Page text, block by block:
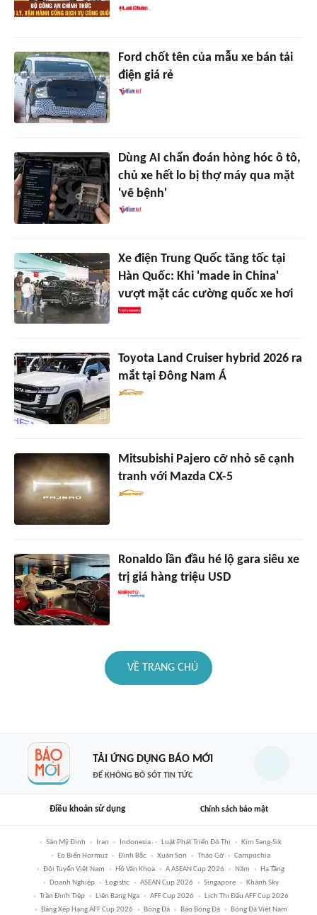
Ford chốt tên của mẫu xe bán tải
điện giá rẻ
Dùng AI chẩn đoán hỏng hóc ô tô,
chủ xe hết lo bị thợ máy qua mặt
'vẽ bệnh'
Xe điện Trung Quốc tăng tốc tại
Hàn Quốc: Khi 'made in China'
vượt mặt các cường quốc xe hơi
Toyota Land Cruiser hybrid 2026 ra
mắt tại Đông Nam Á
Mitsubishi Pajero cỡ nhỏ sẽ cạnh
tranh với Mazda CX-5
Ronaldo lần đầu hé lộ gara siêu xe
trị giá hàng triệu USD
VỀ TRANG CHỦ
TẢI ỨNG DỤNG BÁO MỚI
ĐỂ KHÔNG BỎ SÓT TIN TỨC
Điều khoản sử dụng Chính sách bảo mật
Sân Mỹ Đình Iran Indonesia Luật Phát Triển Đô Thị
Kim Sang-Sik
Eo Biển Hormuz
Đình Bắc Xuân Son Tháo Gỡ
Campuchia
Đội Tuyển Việt Nam
Hồ Văn Khoa A ASEAN Cup 2026 Năm
Hạ Tầng
Doanh Nghiệp
Logistic ASEAN Cup 2026 Singapore
Khánh Sky
Trần Đình Tiệp
Liên Bang Nga AFF Cup 2026
Lịch Thi Đấu AFF Cup 2026
Bảng Xếp Hạng AFF Cup 2026
Bóng Đá Báo Bóng Đá Bóng Đá Việt Nam